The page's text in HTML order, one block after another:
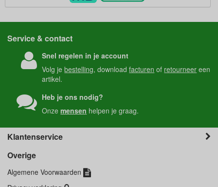
Service & contact
Snel regelen in je account
Volg jebestelling, downloadfacturen of retourneer een
artikel.
Heb je ons nodig?
Onzemensen helpen je graag.
Klantenservice
Overige
Algemene Voorwaarden